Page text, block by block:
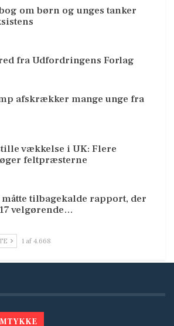
om børn og unges tanker
fra Udfordringens Forlag
afskrækker mange unge fra
vækkelse i UK: Flere
feltpræsterne
tilbagekalde rapport, der
velgørende…
1 af 4.668